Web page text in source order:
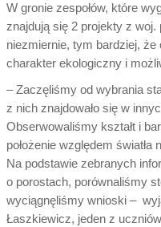
W gronie zespołów, które
znajdują się 2 projekty z
niezmiernie, tym bardziej,
charakter ekologiczny i
– Zaczęliśmy od wybrania
z nich znajdowało się w
Obserwowaliśmy kształt i
położenie względem
Na podstawie zebranych
o porostach, porównaliśmy
wyciągnęliśmy wnioski –
Łaszkiewicz, jeden z